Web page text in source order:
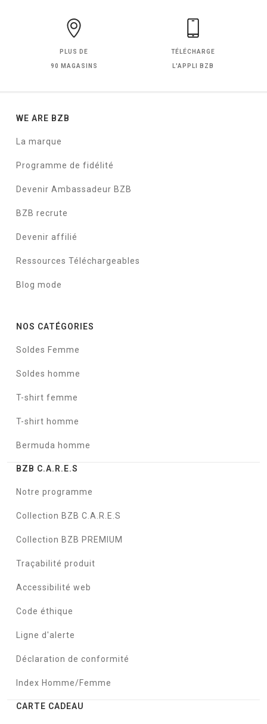
PLUS DE
90 MAGASINS
TÉLÉCHARGE
L'APPLI BZB
WE ARE BZB
La marque
Programme de fidélité
Devenir Ambassadeur BZB
BZB recrute
Devenir affilié
Ressources Téléchargeables
Blog mode
NOS CATÉGORIES
Soldes Femme
Soldes homme
T-shirt femme
T-shirt homme
Bermuda homme
BZB C.A.R.E.S
Notre programme
Collection BZB C.A.R.E.S
Collection BZB PREMIUM
Traçabilité produit
Accessibilité web
Code éthique
Ligne d'alerte
Déclaration de conformité
Index Homme/Femme
CARTE CADEAU